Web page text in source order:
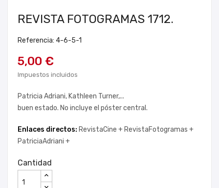
REVISTA FOTOGRAMAS 1712.
Referencia: 4-6-5-1
5,00 €
Impuestos incluidos
Patricia Adriani, Kathleen Turner,...
buen estado. No incluye el póster central.
Enlaces directos: RevistaCine + RevistaFotogramas +
PatriciaAdriani +
Cantidad